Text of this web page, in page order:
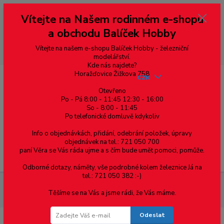
--- pro zákazníky ze Slovenska a jiných zemí, pokud chcete platit v eurech
přepněte si e-shop na euro 💶 pro přepočet měny - pravý horní roh ---
dobírky – pokud si z nějakého důvodu zásilku nevyzvednete, bude po
domluvě zaslána znovu s opětovnou platbou za poštovné, v opačném
případě bude zrušena a účet přidán na blacklist a rušeny následující
objednávky.
Menu
CZK
obdélníkového průřezu - mosazný profil
Vítejte na Našem rodinném e-shopu
a obchodu Balíček Hobby
Vítejte na našem e-shopu Balíček Hobby - železniční
modelářství.
Kde nás najdete?
Horažďovice Žižkova 758
Otevřeno
Po - Pá 8:00 - 11:45 12:30 - 16:00
So - 8:00 - 11:45
Po telefonické domluvě kdykoliv
Info o objednávkách, přidání, odebrání položek, úpravy
objednávek na tel.: 721 050 700
paní Věra se Vás ráda ujme a s čím bude umět pomoci, pomůže.
Odborné dotazy, náměty, vše podrobné kolem železnice Já na
tel.: 721 050 382 :-)
Těšíme se na Vás a jsme rádi, že Vás máme.
Odeslat